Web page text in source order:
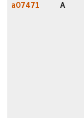
a07471 A